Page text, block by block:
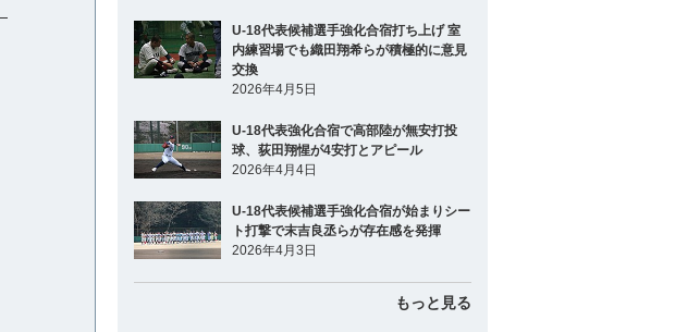
U-18代表候補選手強化合宿打ち上げ 室
内練習場でも織田翔希らが積極的に意見
交換
2026年4月5日
U-18代表強化合宿で高部陸が無安打投
球、荻田翔惺が4安打とアピール
2026年4月4日
U-18代表候補選手強化合宿が始まりシー
ト打撃で末吉良丞らが存在感を発揮
2026年4月3日
もっと見る